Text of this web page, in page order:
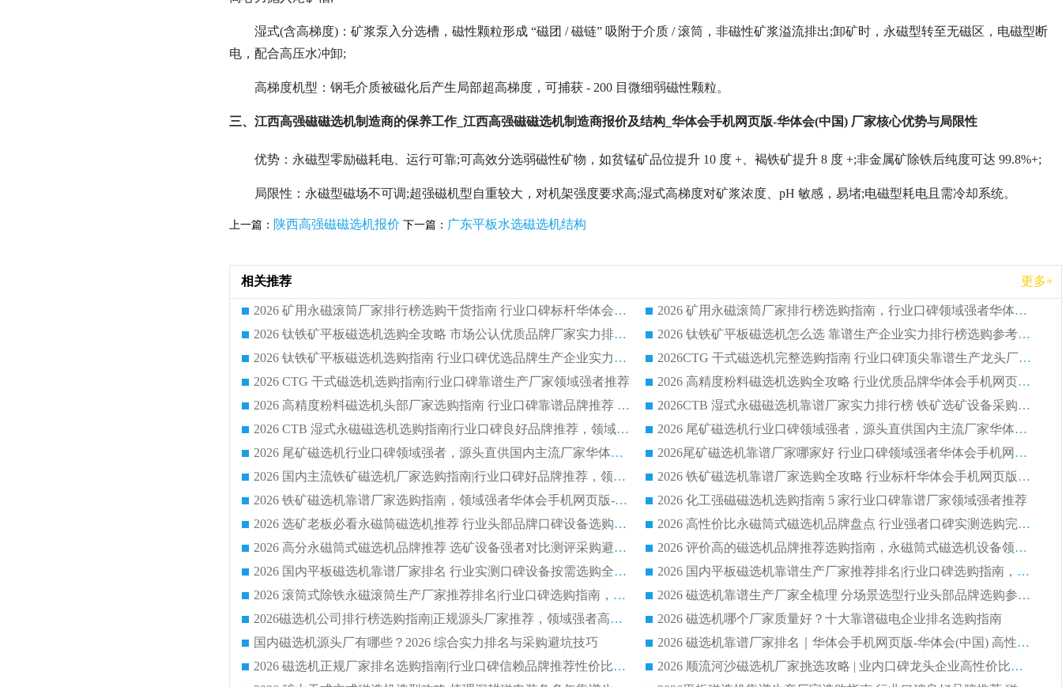
湿式(含高梯度)：矿浆泵入分选槽，磁性颗粒形成 “磁团 / 磁链” 吸附于介质 / 滚筒，非磁性矿浆溢流排出;卸矿时，永磁型转至无磁区，电磁型断
电，配合高压水冲卸;
高梯度机型：钢毛介质被磁化后产生局部超高梯度，可捕获 - 200 目微细弱磁性颗粒。
三、江西高强磁磁选机制造商的保养工作_江西高强磁磁选机制造商报价及结构_华体会手机网页版-华体会(中国) 厂家核心优势与局限性
优势：永磁型零励磁耗电、运行可靠;可高效分选弱磁性矿物，如贫锰矿品位提升 10 度 +、褐铁矿提升 8 度 +;非金属矿除铁后纯度可达 99.8%+;
局限性：永磁型磁场不可调;超强磁机型自重较大，对机架强度要求高;湿式高梯度对矿浆浓度、pH 敏感，易堵;电磁型耗电且需冷却系统。
上一篇： 陕西高强磁磁选机报价 下一篇： 广东平板水选磁选机结构
相关推荐 更多+
2026 矿用永磁滚筒厂家排行榜选购干货指南 行业口碑标杆华体会手机网页版-华体会(中国) 实力出众
2026 矿用永磁滚筒厂家排行榜选购指南，行业口碑领域强者华体会手机网页版-华体会(中国)
2026 钛铁矿平板磁选机选购全攻略 市场公认优质品牌厂家实力排行榜
2026 钛铁矿平板磁选机怎么选 靠谱生产企业实力排行榜选购参考攻略
2026 钛铁矿平板磁选机选购指南 行业口碑优选品牌生产企业实力排行榜
2026CTG 干式磁选机完整选购指南 行业口碑顶尖靠谱生产龙头厂家实力推荐
2026 CTG 干式磁选机选购指南|行业口碑靠谱生产厂家领域强者推荐
2026 高精度粉料磁选机选购全攻略 行业优质品牌华体会手机网页版-华体会(中国) 实力深度解析
2026 高精度粉料磁选机头部厂家选购指南 行业口碑靠谱品牌推荐 领域强者华体会手机网页版-华体会(中国) 解析
2026CTB 湿式永磁磁选机靠谱厂家实力排行榜 铁矿选矿设备采购全流程选购指南
2026 CTB 湿式永磁磁选机选购指南|行业口碑良好品牌推荐，领域强者华体会手机网页版-华体会(中国)
2026 尾矿磁选机行业口碑领域强者，源头直供国内主流厂家华体会手机网页版-华体会(中国) 一站式服务
2026 尾矿磁选机行业口碑领域强者，源头直供国内主流厂家华体会手机网页版-华体会(中国) 一站式服务
2026尾矿磁选机靠谱厂家哪家好 行业口碑领域强者华体会手机网页版-华体会(中国) 推荐
2026 国内主流铁矿磁选机厂家选购指南|行业口碑好品牌推荐，领域强者华体会手机网页版-华体会(中国)
2026 铁矿磁选机靠谱厂家选购全攻略 行业标杆华体会手机网页版-华体会(中国) 设备性价比出众
2026 铁矿磁选机靠谱厂家选购指南，领域强者华体会手机网页版-华体会(中国) 铁矿磁选机性价比高
2026 化工强磁磁选机选购指南 5 家行业口碑靠谱厂家领域强者推荐
2026 选矿老板必看永磁筒磁选机推荐 行业头部品牌口碑设备选购全攻略
2026 高性价比永磁筒式磁选机品牌盘点 行业强者口碑实测选购完整指南
2026 高分永磁筒式磁选机品牌推荐 选矿设备强者对比测评采购避坑全攻略
2026 评价高的磁选机品牌推荐选购指南，永磁筒式磁选机设备领域强者全景行业口碑解析
2026 国内平板磁选机靠谱厂家排名 行业实测口碑设备按需选购全指南
2026 国内平板磁选机靠谱生产厂家推荐排名|行业口碑选购指南，领域强者按需选设备
2026 滚筒式除铁永磁滚筒生产厂家推荐排名|行业口碑选购指南，领域强者源头厂商精选
2026 磁选机靠谱生产厂家全梳理 分场景选型行业头部品牌选购参考攻略
2026磁选机公司排行榜选购指南|正规源头厂家推荐，领域强者高性价比靠谱信赖品牌
2026 磁选机哪个厂家质量好？十大靠谱磁电企业排名选购指南
国内磁选机源头厂有哪些？2026 综合实力排名与采购避坑技巧
2026 磁选机靠谱厂家排名｜华体会手机网页版-华体会(中国) 高性价比磁选机磁电品牌
2026 磁选机正规厂家排名选购指南|行业口碑信赖品牌推荐性价比高靠谱磁电企业
2026 顺流河沙磁选机厂家挑选攻略 | 业内口碑龙头企业高性价比品牌推荐